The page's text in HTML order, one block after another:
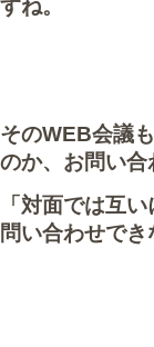
すね。
そのWEB会議
のか、お問い合
「対面では互
問い合わせでき